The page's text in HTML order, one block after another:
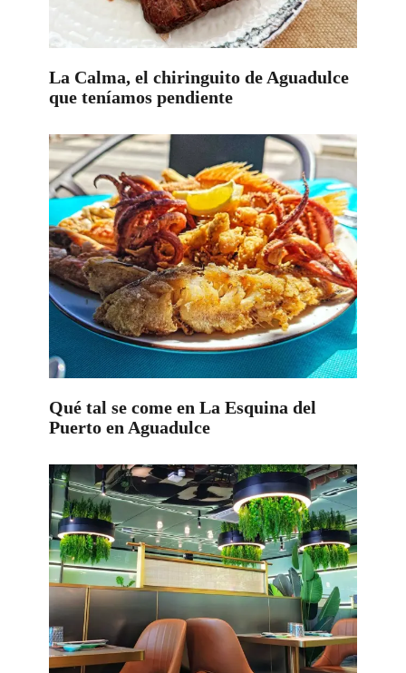
La Calma, el chiringuito de Aguadulce
que teníamos pendiente
Qué tal se come en La Esquina del
Puerto en Aguadulce